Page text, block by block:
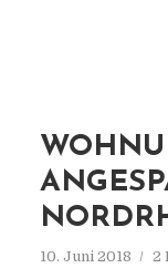
10. Juni 2018 2